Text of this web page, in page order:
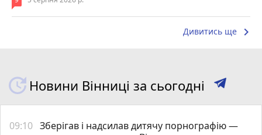
Дивитись ще keyboard_arrow_right
Новини Вінниці за сьогодні
09:10 Зберігав і надсилав дитячу порнографію —